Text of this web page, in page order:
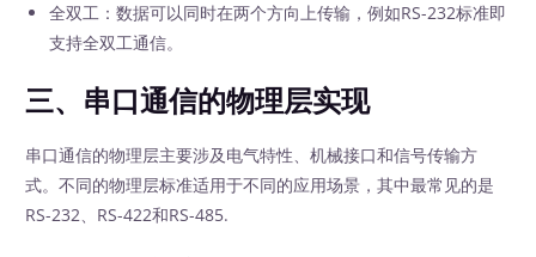
全双工：数据可以同时在两个方向上传输，例如RS-232标准即
支持全双工通信。
三、串口通信的物理层实现
串口通信的物理层主要涉及电气特性、机械接口和信号传输方
式。不同的物理层标准适用于不同的应用场景，其中最常见的是
RS-232、RS-422和RS-485.